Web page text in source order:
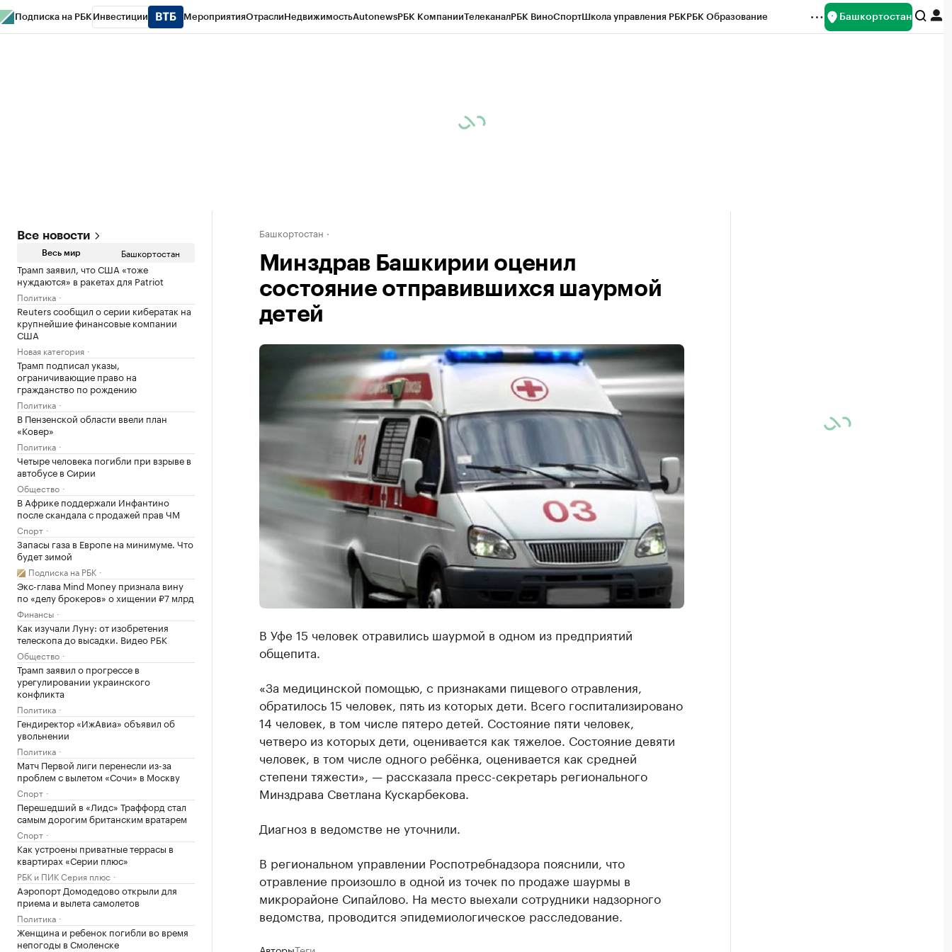
Подписка на РБК Инвестиции МероприятияОтраслиНедвижимостьAutonewsРБК КомпанииТелеканалРБК ВиноСпортШкола управления РБКРБК Образование Башкортостан
Все новости
Весь мир Башкортостан
Трамп заявил, что США «тоже
нуждаются» в ракетах для Patriot
Политика
Reuters сообщил о серии кибератак на
крупнейшие финансовые компании
США
Новая категория
Трамп подписал указы,
ограничивающие право на
гражданство по рождению
Политика
В Пензенской области ввели план
«Ковер»
Политика
Четыре человека погибли при взрыве в
автобусе в Сирии
Общество
В Африке поддержали Инфантино
после скандала с продажей прав ЧМ
Спорт
Запасы газа в Европе на минимуме. Что
будет зимой
Подписка на РБК
Экс-глава Mind Money признала вину
по «делу брокеров» о хищении ₽7 млрд
Финансы
Как изучали Луну: от изобретения
телескопа до высадки. Видео РБК
Общество
Трамп заявил о прогрессе в
урегулировании украинского
конфликта
Политика
Гендиректор «ИжАвиа» объявил об
увольнении
Политика
Матч Первой лиги перенесли из-за
проблем с вылетом «Сочи» в Москву
Спорт
Перешедший в «Лидс» Траффорд стал
самым дорогим британским вратарем
Спорт
Как устроены приватные террасы в
квартирах «Серии плюс»
РБК и ПИК Серия плюс
Аэропорт Домодедово открыли для
приема и вылета самолетов
Политика
Женщина и ребенок погибли во время
непогоды в Смоленске
Башкортостан
Минздрав Башкирии оценил
состояние отправившихся шаурмой
детей
В Уфе 15 человек отравились шаурмой в одном из предприятий
общепита.
«За медицинской помощью, с признаками пищевого отравления,
обратилось 15 человек, пять из которых дети. Всего госпитализировано
14 человек, в том числе пятеро детей. Состояние пяти человек,
четверо из которых дети, оценивается как тяжелое. Состояние девяти
человек, в том числе одного ребёнка, оценивается как средней
степени тяжести», — рассказала пресс-секретарь регионального
Минздрава Светлана Кускарбекова.
Диагноз в ведомстве не уточнили.
В региональном управлении Роспотребнадзора пояснили, что
отравление произошло в одной из точек по продаже шаурмы в
микрорайоне Сипайлово. На место выехали сотрудники надзорного
ведомства, проводится эпидемиологическое расследование.